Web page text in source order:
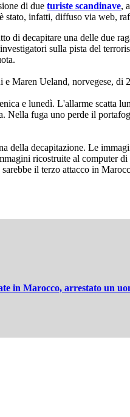
di due turiste scandinave,
stato, infatti, diffuso via web,
di decapitare una delle due
sulla pista del
e Maren Ueland, norvegese,
e lunedì. L'allarme scatta
Nella fuga uno perde il
della decapitazione. Le
ricostruite al computer
il terzo attacco in
in Marocco, arrestato un